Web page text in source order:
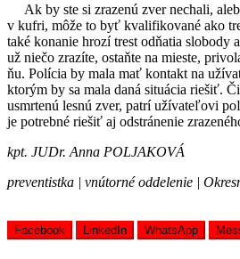
Ak by ste si zrazenú zver nechali,
v kufri, môže to byť kvalifikované ako
také konanie hrozí trest odňatia slobody
už niečo zrazíte, ostaňte na mieste,
ňu. Polícia by mala mať kontakt na
ktorým by sa mala daná situácia riešiť.
usmrtenú lesnú zver, patrí užívateľovi
je potrebné riešiť aj odstránenie
kpt. JUDr. Anna POLJAKOVÁ
preventistka | vnútorné oddelenie |
Facebook LinkedIn WhatsApp